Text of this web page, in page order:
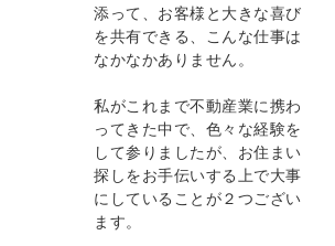
添って、お客様と大きな喜び
を共有できる、こんな仕事は
なかなかありません。
私がこれまで不動産業に携わ
ってきた中で、色々な経験を
して参りましたが、お住まい
探しをお手伝いする上で大事
にしていることが２つござい
ます。